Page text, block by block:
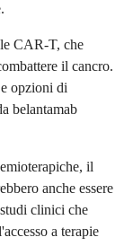
CAR-T, che
il cancro.
opzioni di
belantamab
il
anche essere
clinici che
a terapie